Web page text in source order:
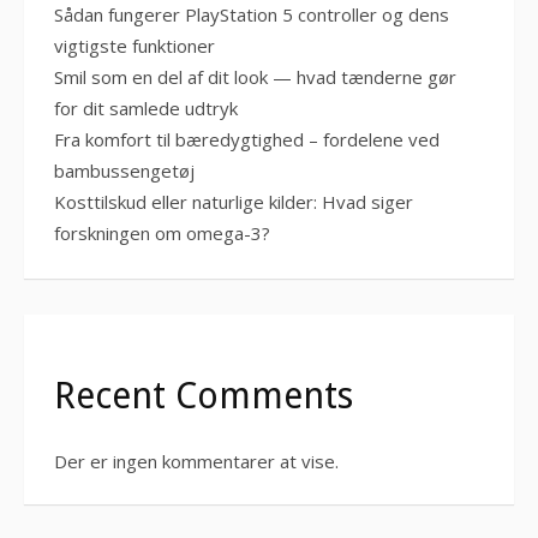
Sådan fungerer PlayStation 5 controller og dens
vigtigste funktioner
Smil som en del af dit look — hvad tænderne gør
for dit samlede udtryk
Fra komfort til bæredygtighed – fordelene ved
bambussengetøj
Kosttilskud eller naturlige kilder: Hvad siger
forskningen om omega-3?
Recent Comments
Der er ingen kommentarer at vise.